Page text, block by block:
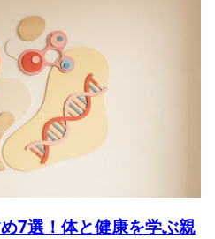
7選！体と健康を学ぶ親